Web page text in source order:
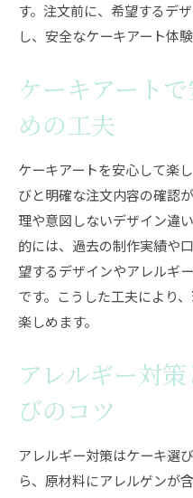
す。注文前に、希望するデ
し、安全なケーキアート体
ケーキアート
めの工夫
ケーキアートを安心して楽
びと明確な注文内容の確認
理や意図しないデザイン違
的には、過去の制作実績や
望するデザインやアレルギ
です。こうした工夫により
楽しめます。
アレルギー対
びのコツ
アレルギー対策はケーキ選
ら、原材料にアレルゲンが